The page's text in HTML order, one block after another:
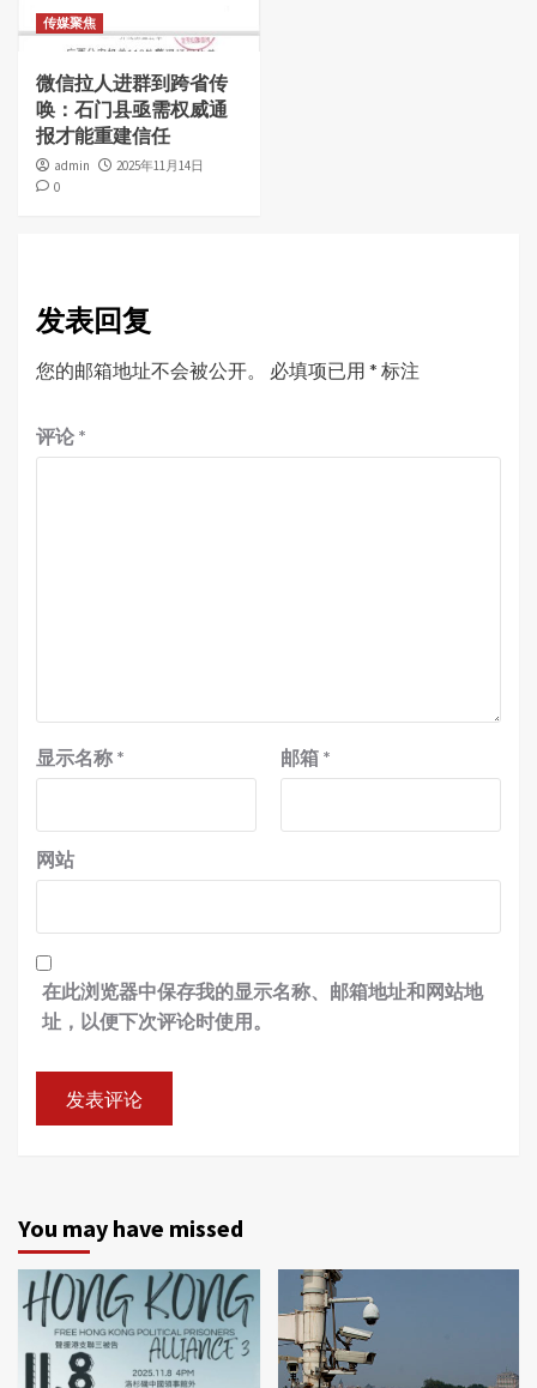
传媒聚焦
微信拉人进群到跨省传
唤：石门县亟需权威通
报才能重建信任
admin
2025年11月14日
0
发表回复
您的邮箱地址不会被公开。 必填项已用 * 标注
评论 *
显示名称 * 邮箱 *
网站
在此浏览器中保存我的显示名称、邮箱地址和网站地
址，以便下次评论时使用。
You may have missed